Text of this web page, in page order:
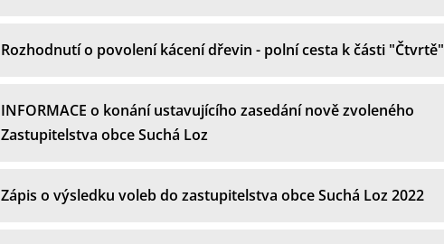
Rozhodnutí o povolení kácení dřevin - polní cesta k části "Čtvrtě"
INFORMACE o konání ustavujícího zasedání nově zvoleného
Zastupitelstva obce Suchá Loz
Zápis o výsledku voleb do zastupitelstva obce Suchá Loz 2022